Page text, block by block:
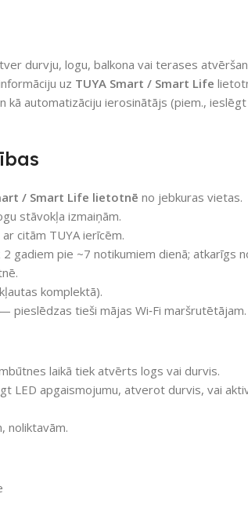
durvju, logu, balkona vai terases
uz TUYA Smart / Smart Life
kā automatizāciju ierosinātājs (piem.,
/ Smart Life lietotnē no jebkuras vietas.
stāvokļa izmaiņām.
ar citām TUYA ierīcēm.
2 gadiem pie ~7 notikumiem dienā; atkarīgs
komplektā).
— pieslēdzas tieši mājas Wi‑Fi maršrutētājam.
laikā tiek atvērts logs vai durvis.
LED apgaismojumu, atverot durvis, vai
noliktavām.